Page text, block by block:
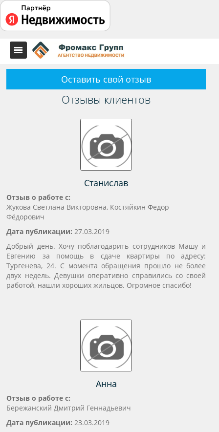
Оставить свой отзыв
Отзывы клиентов
Станислав
Отзыв о работе с:
Жукова Светлана Викторовна, Костяйкин Фёдор
Фёдорович
Дата публикации: 27.03.2019
Добрый день. Хочу поблагодарить сотрудников Машу и
Евгению за помощь в сдаче квартиры по адресу:
Тургенева, 24. С момента обращения прошло не более
двух недель. Девушки оперативно справились со своей
работой, нашли хороших жильцов. Огромное спасибо!
Анна
Отзыв о работе с:
Бережанский Дмитрий Геннадьевич
Дата публикации: 23.03.2019